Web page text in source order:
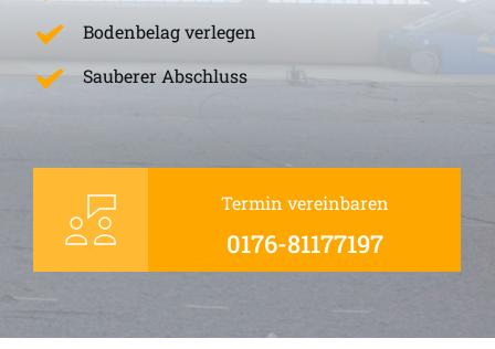
Bodenbelag verlegen
Sauberer Abschluss
Termin vereinbaren
0176-81177197